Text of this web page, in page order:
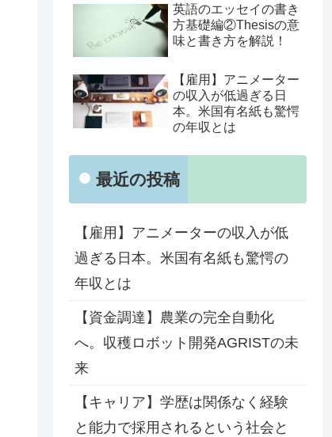
英語のエッセイの書き
方基礎編②Thesisの意
味と書き方を解説！
【雇用】アニメーター
の収入が低過ぎる日
本。米国有名紙も驚愕
の年収とは
最近の投稿
【雇用】アニメーターの収入が低
過ぎる日本。米国有名紙も驚愕の
年収とは
【資金調達】農業の完全自動化
へ。収穫ロボット開発AGRISTの未
来
【キャリア】学歴は関係なく経験
と能力で採用されるという社会と